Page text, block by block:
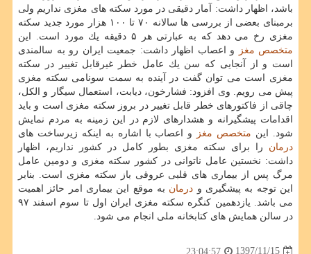
باشد، اظهار داشت: آمار دقیقی در مورد سكته های مغزی نداریم ولی
برمبنای بعضی از بررسی ها سالانه ۷۰ تا ۱۰۰ هزار مورد جدید سكته
مغزی رخ می دهد كه به عبارتی هر ۵ دقیقه یك مورد است. این
متخصص مغز
و اعصاب اظهار داشت: جمعیت ایران رو به سالمندی
است و از آنجایی كه سن یك عامل خطر غیرقابل تغییر در سكته
مغزی است می توان گفت در آینده به سمت سونامی سكته مغزی
پیش می رویم. وی افزود: فشارخون، دیابت، استعمال سیگار و الكل،
چاقی از فاكتورهای خطر قابل تغییر در بروز سكته مغزی است و باید
اقدامات پیشگیرانه و هشدارهای لازم در این زمینه به مردم نمایش
شود. این متخصص مغز
و اعصاب با اشاره به اینكه زیرساخت های
درمان را برای سكته مغزی بطور كامل در كشور نداریم، اظهار
داشت: نخستین عامل ناتوانی در كشور سكته مغزی و دومین عامل
مرگ پس از بیماری های قلبی عروقی باز سكته مغزی است. بنابر
این توجه به پیشگیری و درمان به موقع این بیماری امر حائز اهمیت
می باشد. یازدهمین كنگره سكته مغزی ایران اول تا سوم اسفند ۹۷
در سالن همایش های كتابخانه ملی انجام می شود.
1397/11/15
23:04:57